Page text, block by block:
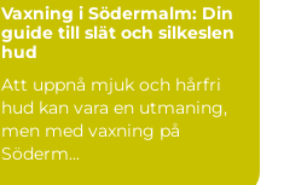
Vaxning i Södermalm: Din
guide till slät och silkeslen
hud
Att uppnå mjuk och hårfri
hud kan vara en utmaning,
men med vaxning på
Söderm...